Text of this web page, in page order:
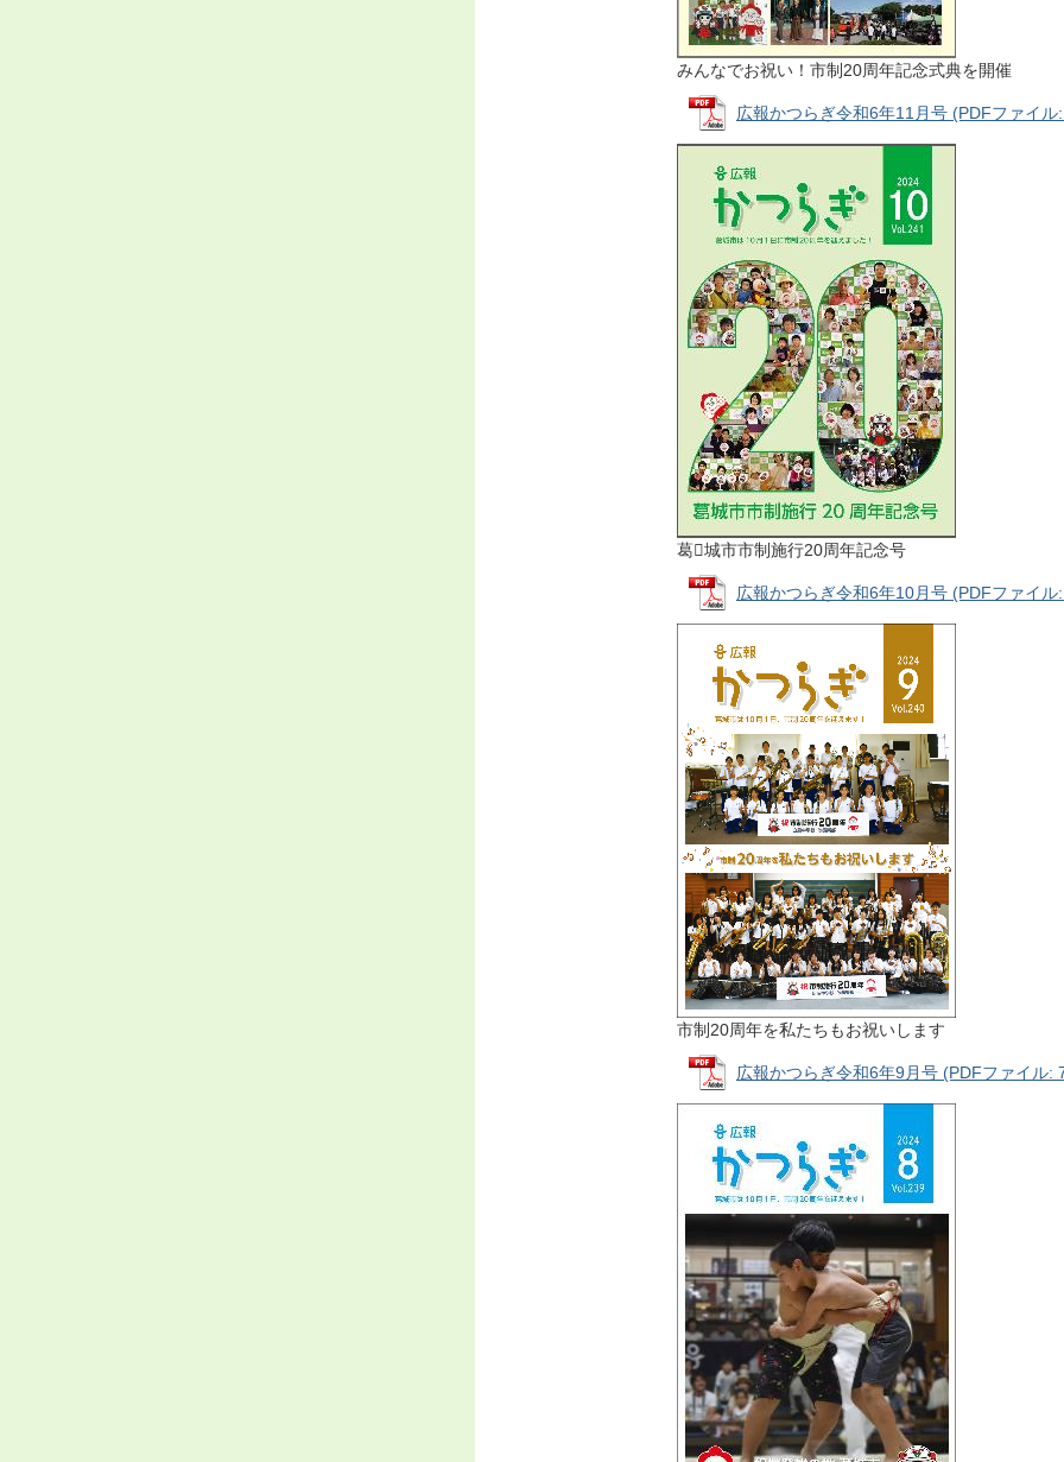
みんなでお祝い！市制20周年記念式典を開催
広報かつらぎ令和6年11月号 (PDFファイル
葛𠄀城市市制施行20周年記念号
広報かつらぎ令和6年10月号 (PDFファイル
市制20周年を私たちもお祝いします
広報かつらぎ令和6年9月号 (PDFファイル: